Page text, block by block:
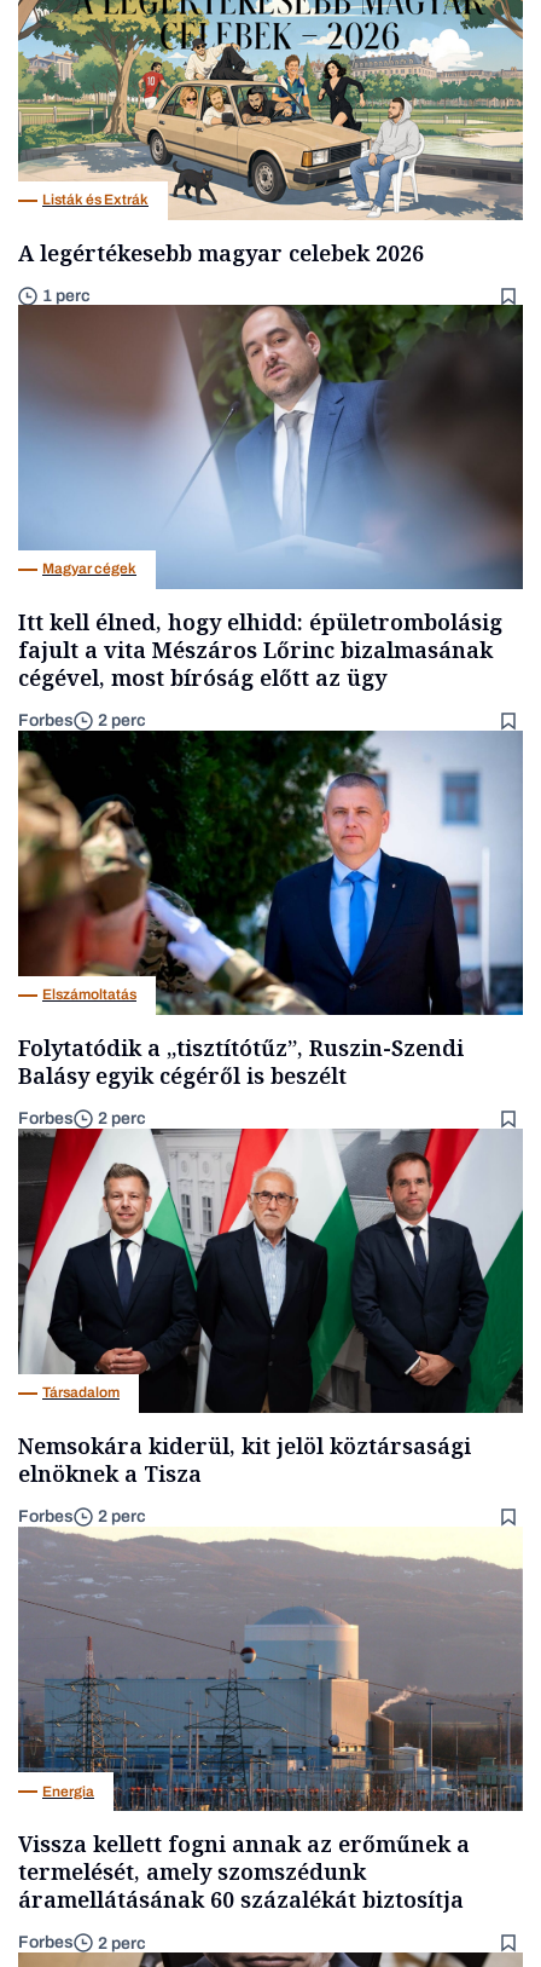
Listák és Extrák
A legértékesebb magyar celebek 2026
1 perc
Magyar cégek
Itt kell élned, hogy elhidd: épületrombolásig
fajult a vita Mészáros Lőrinc bizalmasának
cégével, most bíróság előtt az ügy
Forbes 2 perc
Elszámoltatás
Folytatódik a „tisztítótűz”, Ruszin-Szendi
Balásy egyik cégéről is beszélt
Forbes 2 perc
Társadalom
Nemsokára kiderül, kit jelöl köztársasági
elnöknek a Tisza
Forbes 2 perc
Energia
Vissza kellett fogni annak az erőműnek a
termelését, amely szomszédunk
áramellátásának 60 százalékát biztosítja
Forbes 2 perc